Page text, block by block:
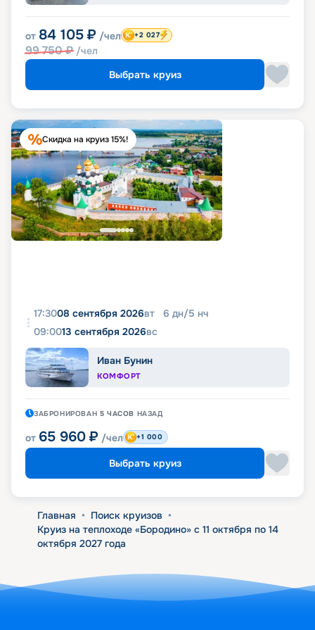
от 84 105 ₽ /чел
99 750₽ /чел
+2 027
Выбрать круиз
Скидка на круиз 15%!
17:3008 сентября 2026вт 6 дн/5 нч
09:0013 сентября 2026вс
Иван Бунин
КОМФОРТ
ЗАБРОНИРОВАН 5 ЧАСОВ НАЗАД
от 65 960 ₽ /чел +1 000
Выбрать круиз
Главная • Поиск круизов •
Круиз на теплоходе «Бородино» с 11 октября по 14
октября 2027 года